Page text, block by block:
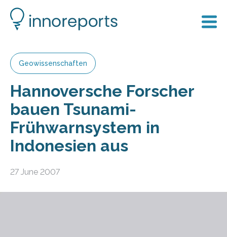
Geowissenschaften
Hannoversche Forscher
bauen Tsunami-
Frühwarnsystem in
Indonesien aus
27 June 2007